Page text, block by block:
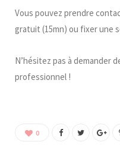
Vous pouvez prendre
gratuit (15mn) ou fixer une
N’hésitez pas à demander
professionnel !
0